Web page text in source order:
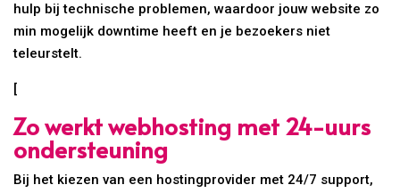
hulp bij technische problemen, waardoor jouw website zo
min mogelijk downtime heeft en je bezoekers niet
teleurstelt.
[
Zo werkt webhosting met 24-uurs
ondersteuning
Bij het kiezen van een hostingprovider met 24/7 support,